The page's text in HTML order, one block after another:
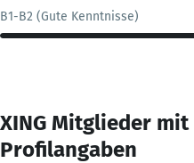
B1-B2 (Gute Kenntnisse)
XING Mitglieder
Profilangaben